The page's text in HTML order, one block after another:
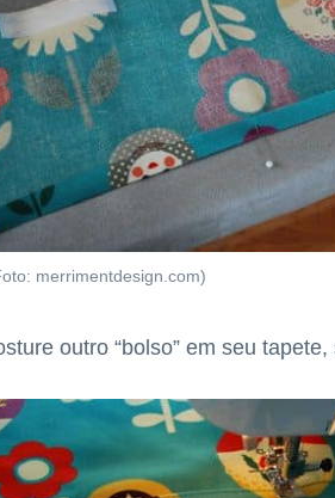
merrimentdesign.com)
outro “bolso” em seu